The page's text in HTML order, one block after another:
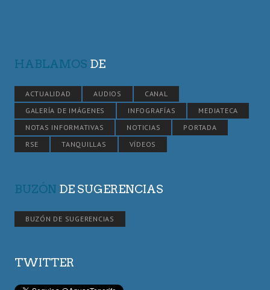
HABLAMOS DE
ACTUALIDAD AUDIOS
CANAL
GALERÍA DE IMÁGENES
INFOGRAFÍAS
MEDIATECA
NOTAS INFORMATIVAS
NOTICIAS
PORTADA
RSE
TANQUILLAS VÍDEOS
BUZÓN DE SUGERENCIAS
BUZÓN DE SUGERENCIAS
TWITTER